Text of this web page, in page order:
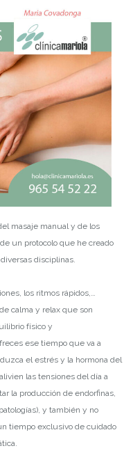
masaje manual y de los
un protocolo que he creado
disciplinas.
los ritmos rápidos,…
calma y relax que son
físico y
ese tiempo que va a
el estrés y la hormona del
las tensiones del día a
la producción de endorfinas,
y también y no
tiempo exclusivo de cuidado